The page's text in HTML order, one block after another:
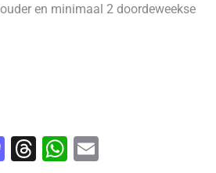
en minimaal 2 doordeweekse
M T
W